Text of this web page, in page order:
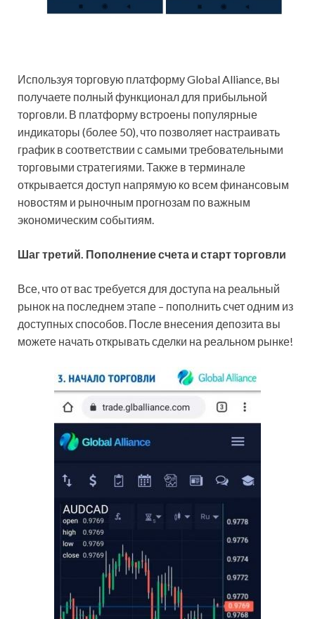
Используя торговую платформу Global Alliance, вы
получаете полный функционал для прибыльной
торговли. В платформу встроены популярные
индикаторы (более 50), что позволяет настраивать
график в соответствии с самыми требовательными
торговыми стратегиями. Также в терминале
открывается доступ напрямую ко всем финансовым
новостям и рыночным прогнозам по важным
экономическим событиям.
Шаг третий. Пополнение счета и старт торговли
Все, что от вас требуется для доступа на реальный
рынок на последнем этапе – пополнить счет одним из
доступных способов. После внесения депозита вы
можете начать открывать сделки на реальном рынке!